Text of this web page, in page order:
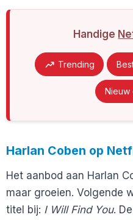
Handige
Trending
Nieuw
Harlan Coben op
Het aanbod aan Harlan
maar groeien. Volgende
titel bij: I Will Find You.